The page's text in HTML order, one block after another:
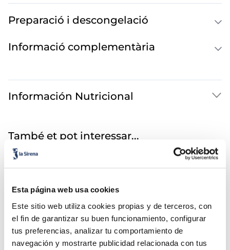
Esta página web usa cookies
Este sitio web utiliza cookies propias y de terceros, con
el fin de garantizar su buen funcionamiento, configurar
tus preferencias, analizar tu comportamiento de
navegación y mostrarte publicidad relacionada con tus
Preparació i descongelació
Informació complementària
Información Nutricional
També et pot interessar...
Gyozes de